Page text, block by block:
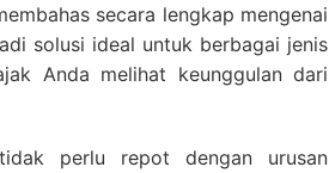
secara lengkap mengenai
solusi ideal untuk berbagai jenis
Anda melihat keunggulan dari
perlu repot dengan urusan